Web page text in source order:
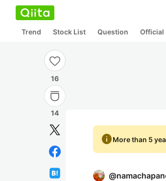
Trend Stock List Question Official
16
14
infoMore than 5
@